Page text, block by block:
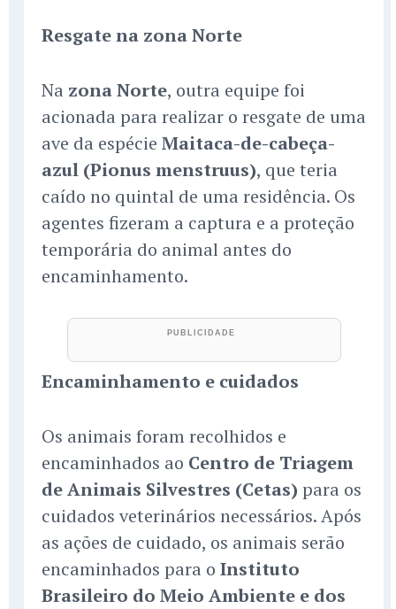
Resgate na zona Norte
Na zona Norte, outra equipe foi
acionada para realizar o resgate de uma
ave da espécie Maitaca-de-cabeça-
azul (Pionus menstruus), que teria
caído no quintal de uma residência. Os
agentes fizeram a captura e a proteção
temporária do animal antes do
encaminhamento.
Encaminhamento e cuidados
Os animais foram recolhidos e
encaminhados ao Centro de Triagem
de Animais Silvestres (Cetas) para os
cuidados veterinários necessários. Após
as ações de cuidado, os animais serão
encaminhados para o Instituto
Brasileiro do Meio Ambiente e dos